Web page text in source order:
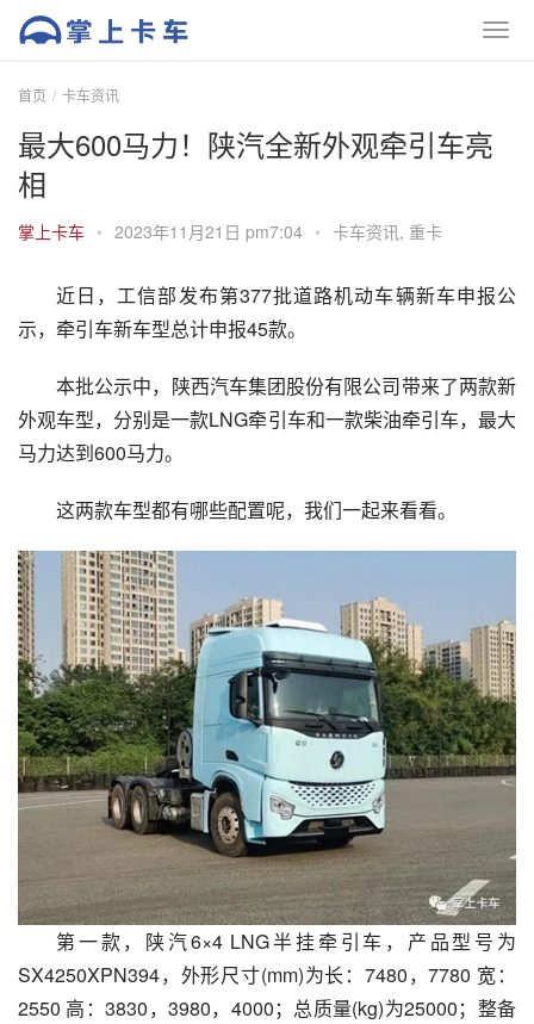
首页 卡车资讯
最大600马力！陕汽全新外观牵引车亮
相
掌上卡车 • 2023年11月21日 pm7:04 • 卡车资讯, 重卡
近日，工信部发布第377批道路机动车辆新车申报公
示，牵引车新车型总计申报45款。
本批公示中，陕西汽车集团股份有限公司带来了两款新
外观车型，分别是一款LNG牵引车和一款柴油牵引车，最大
马力达到600马力。
这两款车型都有哪些配置呢，我们一起来看看。
第一款，陕汽6×4 LNG半挂牵引车，产品型号为
SX4250XPN394，外形尺寸(mm)为长：7480，7780 宽：
2550 高：3830，3980，4000；总质量(kg)为25000；整备